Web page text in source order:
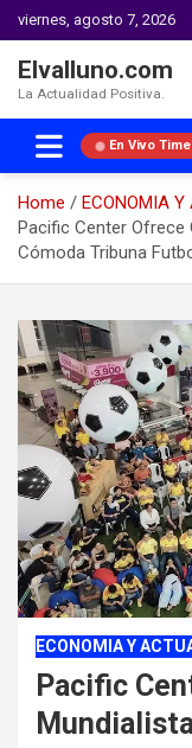
viernes, agosto 7, 2026
Elvalluno.com
La Actualidad Positiva.
En Vivo
Home
ECONOMIA Y
Pacific Center Ofrece
Cómoda Tribuna
content
ECONOMIA Y
Pacific